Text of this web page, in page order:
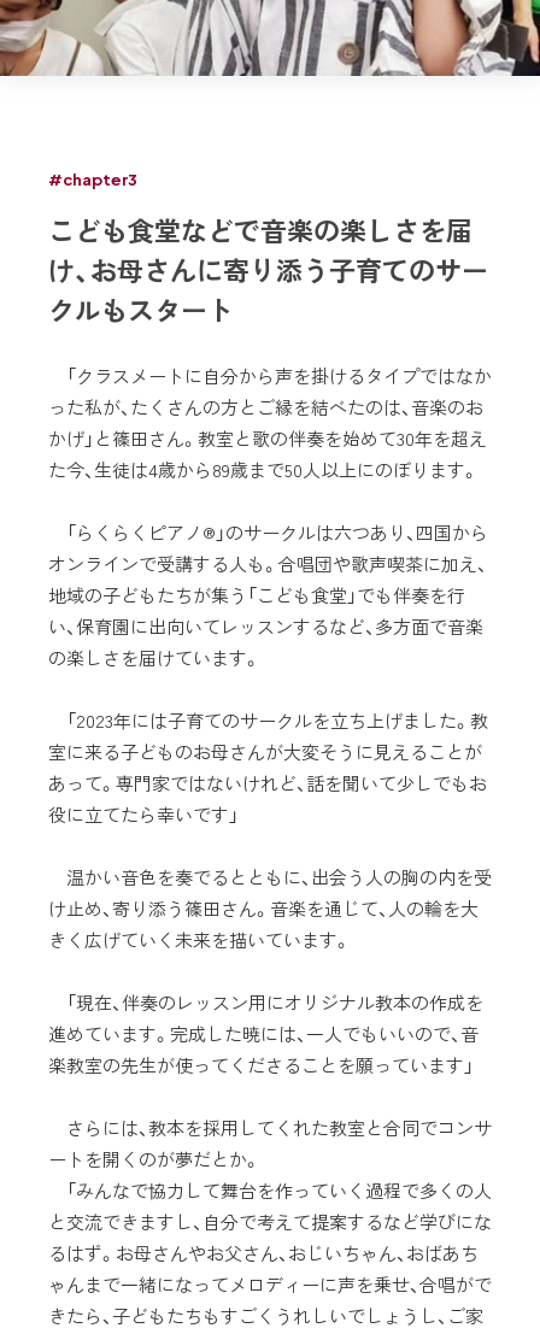
#chapter3
こども食堂などで音楽の楽しさを届
け、お母さんに寄り添う子育てのサー
クルもスタート
「クラスメートに自分から声を掛けるタイプではなか
った私が、たくさんの方とご縁を結べたのは、音楽のお
かげ」と篠田さん。教室と歌の伴奏を始めて30年を超え
た今、生徒は4歳から89歳まで50人以上にのぼります。
「らくらくピアノ®」のサークルは六つあり、四国から
オンラインで受講する人も。合唱団や歌声喫茶に加え、
地域の子どもたちが集う「こども食堂」でも伴奏を行
い、保育園に出向いてレッスンするなど、多方面で音楽
の楽しさを届けています。
「2023年には子育てのサークルを立ち上げました。教
室に来る子どものお母さんが大変そうに見えることが
あって。専門家ではないけれど、話を聞いて少しでもお
役に立てたら幸いです」
温かい音色を奏でるとともに、出会う人の胸の内を受
け止め、寄り添う篠田さん。音楽を通じて、人の輪を大
きく広げていく未来を描いています。
「現在、伴奏のレッスン用にオリジナル教本の作成を
進めています。完成した暁には、一人でもいいので、音
楽教室の先生が使ってくださることを願っています」
さらには、教本を採用してくれた教室と合同でコンサ
ートを開くのが夢だとか。
「みんなで協力して舞台を作っていく過程で多くの人
と交流できますし、自分で考えて提案するなど学びにな
るはず。お母さんやお父さん、おじいちゃん、おばあち
ゃんまで一緒になってメロディーに声を乗せ、合唱がで
きたら、子どもたちもすごくうれしいでしょうし、ご家